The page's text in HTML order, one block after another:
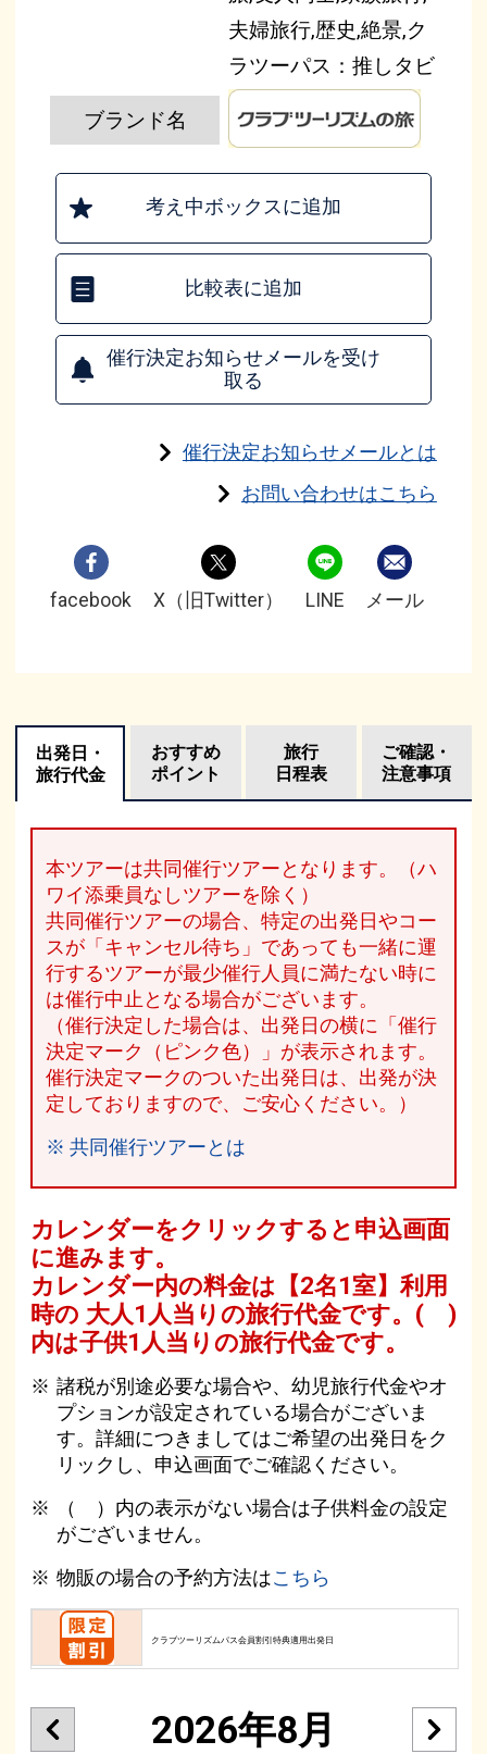
夫婦旅行,歴史,絶景,ク
ラツーパス：推しタビ
ブランド名
考え中ボックスに追加
比較表に追加
催行決定お知らせメールを受け
取る
催行決定お知らせメールとは
お問い合わせはこちら
facebook X（旧Twitter） LINE メール
出発日・
旅行代金
おすすめ
ポイント
旅行
日程表
ご確認・
注意事項
本ツアーは共同催行ツアーとなります。（ハ
ワイ添乗員なしツアーを除く）
共同催行ツアーの場合、特定の出発日やコー
スが「キャンセル待ち」であっても一緒に運
行するツアーが最少催行人員に満たない時に
は催行中止となる場合がございます。
（催行決定した場合は、出発日の横に「催行
決定マーク（ピンク色）」が表示されます。
催行決定マークのついた出発日は、出発が決
定しておりますので、ご安心ください。）
※ 共同催行ツアーとは
カレンダーをクリックすると申込画面
に進みます。
カレンダー内の料金は 【2名1室】利用
時の 大人1人当りの旅行代金です。 ( )
内は子供1人当りの旅行代金です。
諸税が別途必要な場合や、幼児旅行代金やオ
プションが設定されている場合がございま
す。詳細につきましてはご希望の出発日をク
リックし、申込画面でご確認ください。
（ ）内の表示がない場合は子供料金の設定
がございません。
物販の場合の予約方法はこちら
クラブツーリズムパス会員割引特典適用出発日
2026年8月